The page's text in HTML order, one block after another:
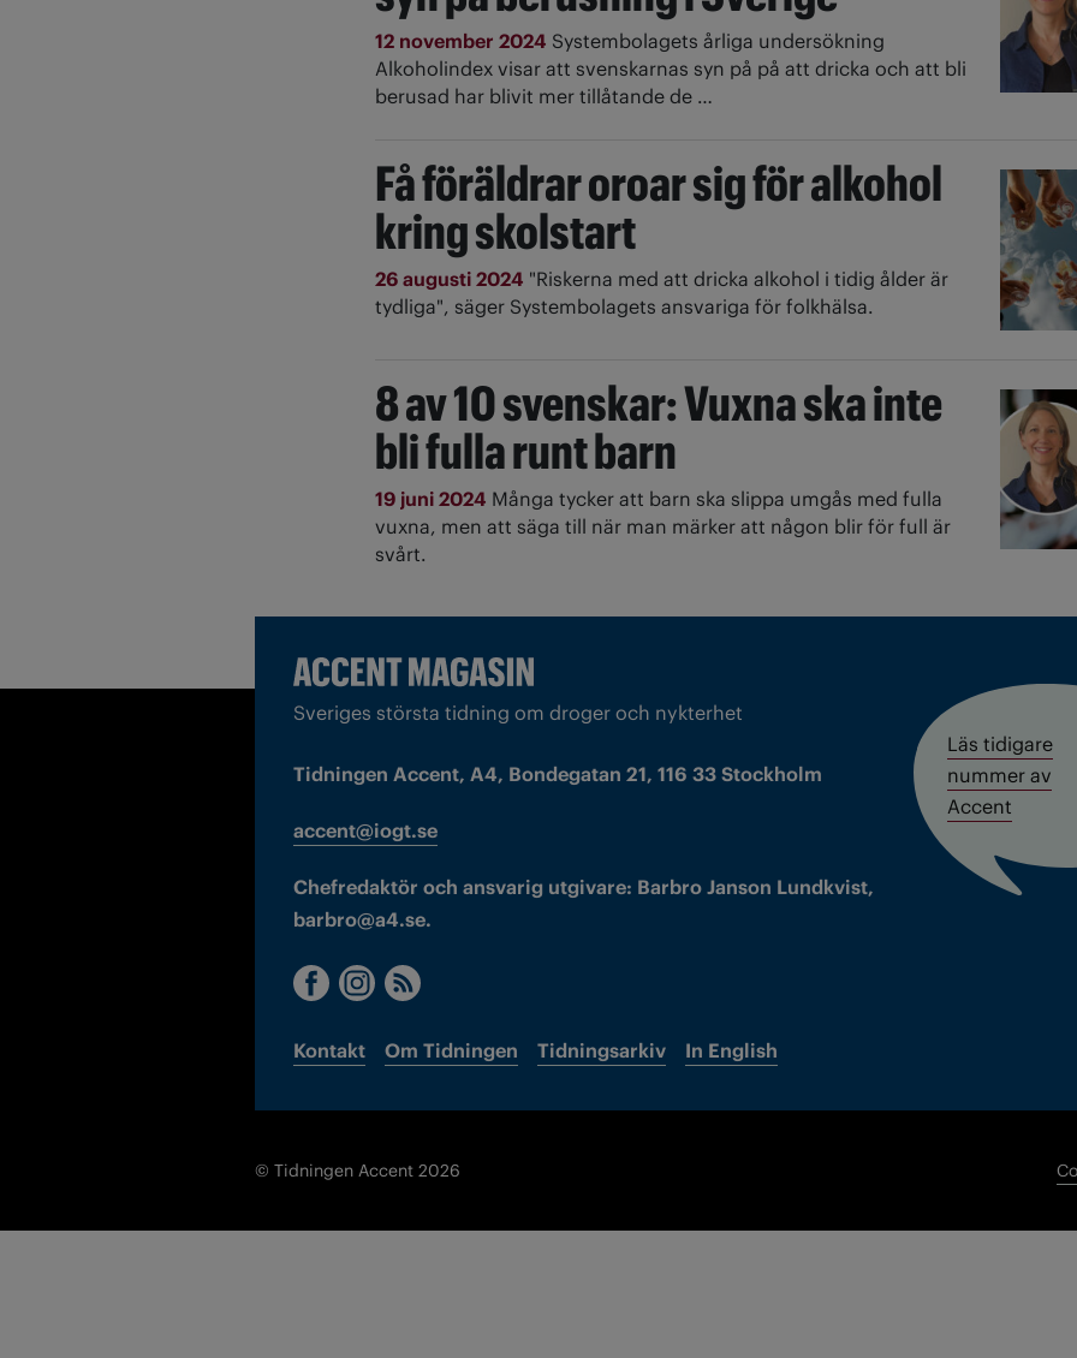
12 november 2024 Systembolagets årliga undersökning
Alkoholindex visar att svenskarnas syn på på att dricka och att bli
berusad har blivit mer tillåtande de …
Få föräldrar oroar sig för alkohol
kring skolstart
26 augusti 2024 "Riskerna med att dricka alkohol i tidig ålder är
tydliga", säger Systembolagets ansvariga för folkhälsa.
8 av 10 svenskar: Vuxna ska inte
bli fulla runt barn
19 juni 2024 Många tycker att barn ska slippa umgås med fulla
vuxna, men att säga till när man märker att någon blir för full är
svårt.
Sveriges största tidning om droger och nykterhet
Tidningen Accent, A4, Bondegatan 21, 116 33 Stockholm
accent@iogt.se
Chefredaktör och ansvarig utgivare: Barbro Janson Lundkvist,
barbro@a4.se.
Kontakt Om Tidningen Tidningsarkiv In English
Läs tidigare
nummer av
Accent
© Tidningen Accent 2026